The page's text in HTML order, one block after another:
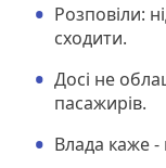
Розповіли:
сходити.
Досі не
пасажирів.
Влада каже -